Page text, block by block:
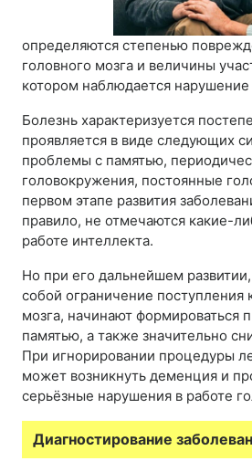
определяются степенью
головного мозга и величины
котором наблюдается нарушение
Болезнь характеризуется
проявляется в виде следующих
проблемы с памятью,
головокружения, постоянные
первом этапе развития
правило, не отмечаются какие-
работе интеллекта.
Но при его дальнейшем
собой ограничение поступления
мозга, начинают формироваться
памятью, а также значительно
При игнорировании процедуры
может возникнуть деменция и
серьёзные нарушения в работе
Диагностирование